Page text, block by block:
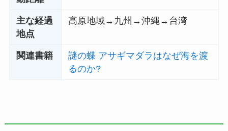
主な経過
地点
高原地域→九州→沖縄→台湾
関連書籍
謎の蝶 アサギマダラはなぜ海を渡
るのか?